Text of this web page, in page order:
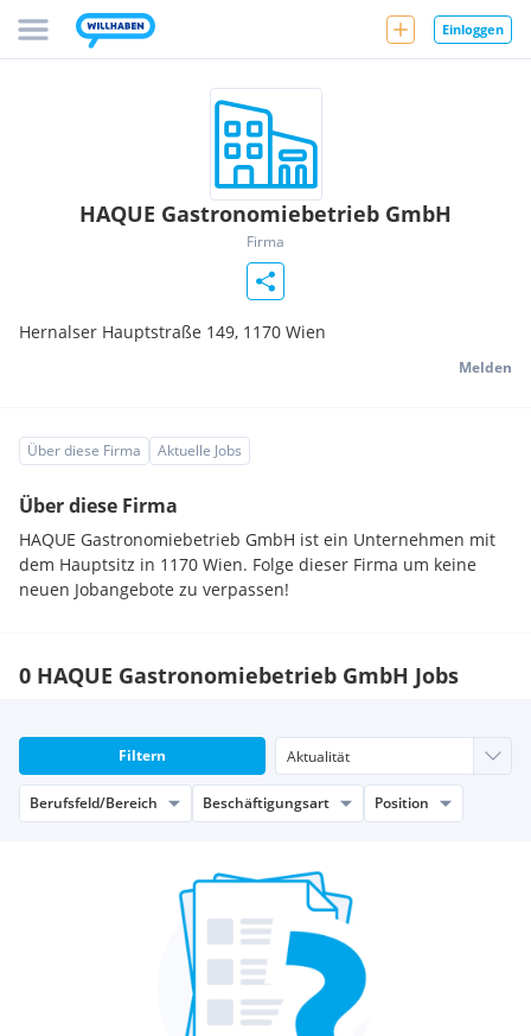
Einloggen
HAQUE Gastronomiebetrieb GmbH
Firma
Hernalser Hauptstraße 149, 1170 Wien
Melden
Über diese Firma Aktuelle Jobs
Über diese Firma
HAQUE Gastronomiebetrieb GmbH ist ein Unternehmen mit
dem Hauptsitz in 1170 Wien. Folge dieser Firma um keine
neuen Jobangebote zu verpassen!
0 HAQUE Gastronomiebetrieb GmbH Jobs
Filtern
Berufsfeld/Bereich Beschäftigungsart Position